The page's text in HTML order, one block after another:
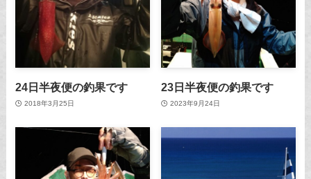
24日半夜便の釣果です
2018年3月25日
23日半夜便の釣果です
2023年9月24日